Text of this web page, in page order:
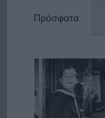
Πρόσφατα